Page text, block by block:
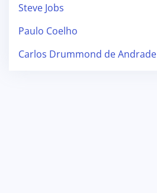
Steve Jobs
Paulo Coelho
Carlos Drummond de Andrade